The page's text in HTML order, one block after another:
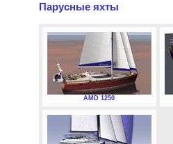
Парусные яхты
AMD 1250